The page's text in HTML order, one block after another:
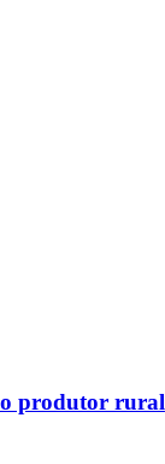
produtor rural